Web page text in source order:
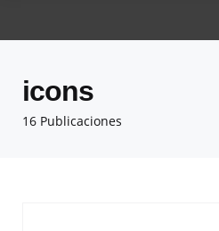
16 Publicaciones
icons